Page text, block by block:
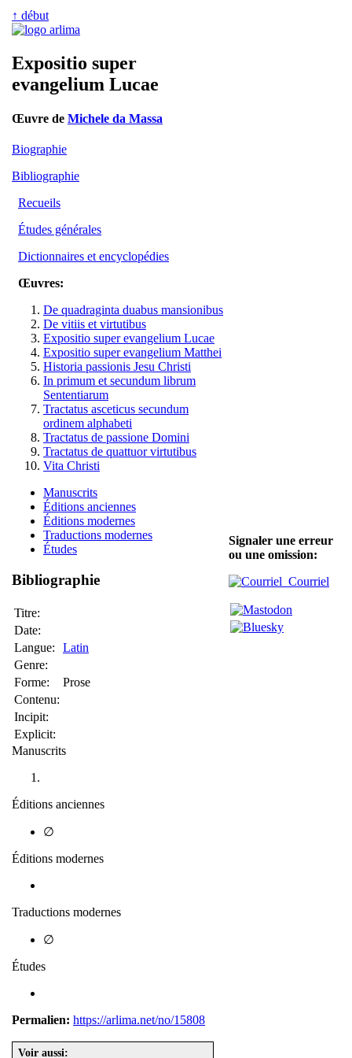
↑ début
Expositio super
evangelium Lucae
Œuvre de Michele da Massa
Biographie
Bibliographie
Recueils
Études générales
Dictionnaires et encyclopédies
Œuvres:
De quadraginta duabus mansionibus
De vitiis et virtutibus
Expositio super evangelium Lucae
Expositio super evangelium Matthei
Historia passionis Jesu Christi
In primum et secundum librum
Sententiarum
Tractatus asceticus secundum
ordinem alphabeti
Tractatus de passione Domini
Tractatus de quattuor virtutibus
Vita Christi
Manuscrits
Éditions anciennes
Éditions modernes
Traductions modernes
Études
Bibliographie
Titre:
Date:
Langue:
Latin
Genre:
Forme:
Prose
Contenu:
Incipit:
Explicit:
Manuscrits
Éditions anciennes
∅
Éditions modernes
Traductions modernes
∅
Études
Permalien: https://arlima.net/no/15808
Voir aussi:
Signaler une erreur
ou une omission:
Courriel